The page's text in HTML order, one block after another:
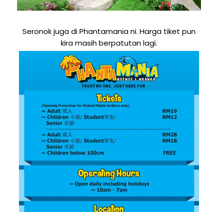
Seronok juga di Phantamania ni. Harga tiket pun
kira masih berpatutan lagi.